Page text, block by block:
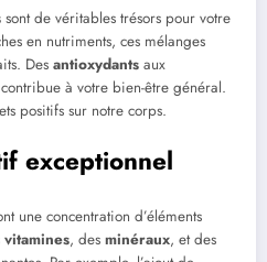
sont de véritables trésors pour votre
en nutriments, ces mélanges
Des antioxydants aux
à votre bien-être général.
positifs sur notre corps.
exceptionnel
une concentration d’éléments
vitamines, des minéraux, et des